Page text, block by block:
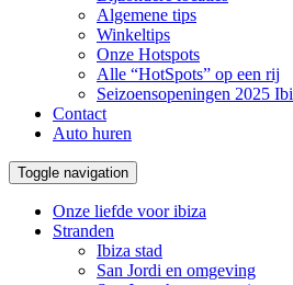
Algemene tips
Winkeltips
Onze Hotspots
Alle “HotSpots” op een rij
Seizoensopeningen 2025
Contact
Auto huren
Toggle navigation
Onze liefde voor ibiza
Stranden
Ibiza stad
San Jordi en omgeving